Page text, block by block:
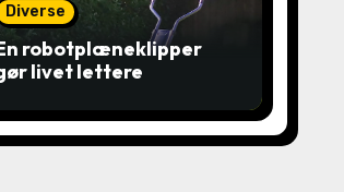
Diverse
robotplæneklipper
livet lettere